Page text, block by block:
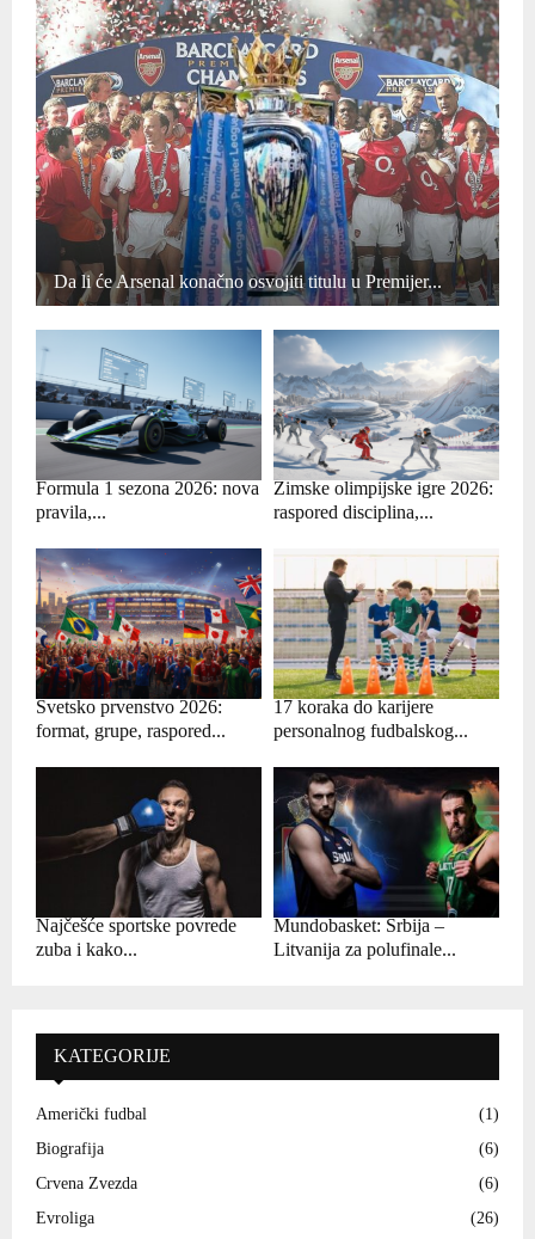
Da li će Arsenal konačno osvojiti titulu u Premijer...
Formula 1 sezona 2026: nova
pravila,...
Zimske olimpijske igre 2026:
raspored disciplina,...
Svetsko prvenstvo 2026:
format, grupe, raspored...
17 koraka do karijere
personalnog fudbalskog...
Najčešće sportske povrede
zuba i kako...
Mundobasket: Srbija –
Litvanija za polufinale...
KATEGORIJE
Američki fudbal
(1)
Biografija
(6)
Crvena Zvezda
(6)
Evroliga
(26)